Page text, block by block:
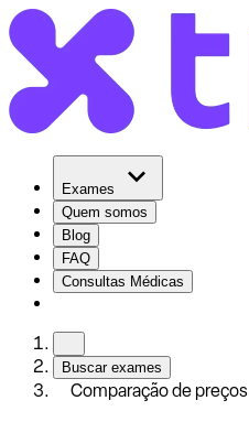
Exames
Quem somos
Blog
FAQ
Consultas Médicas
Buscar exames
Comparação de preços